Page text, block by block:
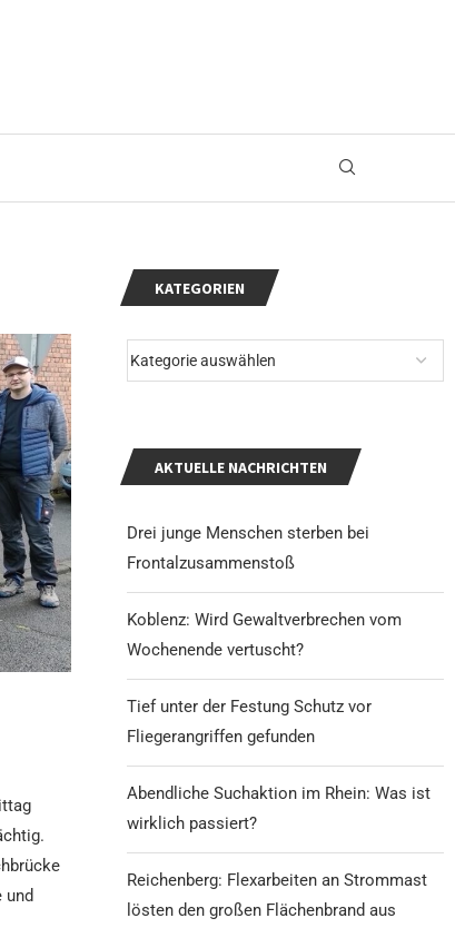
und
KATEGORIEN
AKTUELLE NACHRICHTEN
Drei junge Menschen sterben bei
Frontalzusammenstoß
Koblenz: Wird Gewaltverbrechen vom
Wochenende vertuscht?
Tief unter der Festung Schutz vor
Fliegerangriffen gefunden
Abendliche Suchaktion im Rhein: Was ist
wirklich passiert?
Reichenberg: Flexarbeiten an Strommast
lösten den großen Flächenbrand aus